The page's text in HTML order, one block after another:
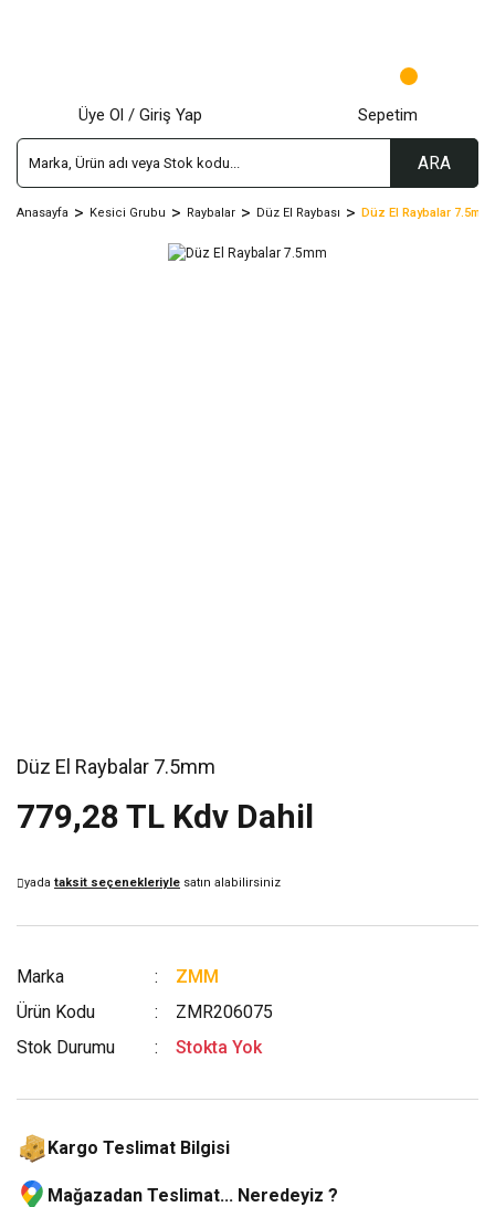
ARA
Üye Ol / Giriş Yap Sepetim
Anasayfa Kesici Grubu Raybalar Düz El Raybası Düz El Raybalar 7.5mm
Düz El Raybalar 7.5mm
779,28 TL Kdv Dahil
yada taksit seçenekleriyle satın alabilirsiniz
Marka
ZMM
Ürün Kodu
ZMR206075
Stok Durumu
Stokta Yok
Kargo Teslimat Bilgisi
Mağazadan Teslimat... Neredeyiz ?